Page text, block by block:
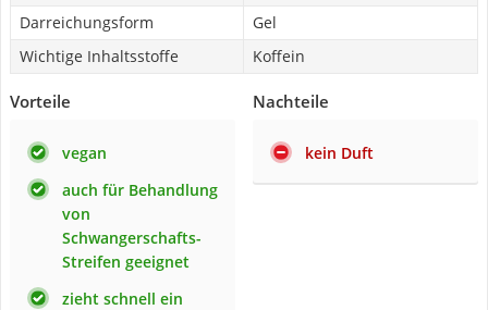
Darreichungsform
Gel
Wichtige Inhaltsstoffe
Koffein
Vorteile
vegan
auch für Behandlung
von
Schwangerschafts-
Streifen geeignet
zieht schnell ein
Nachteile
kein Duft